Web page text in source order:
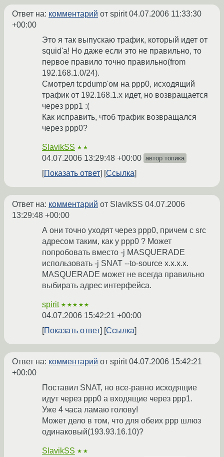
Ответ на: комментарий от spirit04.07.2006 11:33:30
+00:00
Это я так выпускаю трафик, который идет от
squid'a! Но даже если это не правильно, то
первое правило точно правильно(from
192.168.1.0/24).
Смотрел tcpdump'ом на ppp0, исходящий
трафик от 192.168.1.х идет, но возвращается
через ppp1 :(
Как исправить, чтоб трафик возвращался
через ppp0?
SlavikSS ★★
04.07.2006 13:29:48 +00:00 автор топика
Показать ответ Ссылка
Ответ на: комментарий от SlavikSS 04.07.2006
13:29:48 +00:00
А они точно уходят через ppp0, причем с src
адресом таким, как у ppp0 ? Может
попробовать вместо -j MASQUERADE
использовать -j SNAT --to-source x.x.x.x.
MASQUERADE может не всегда правильно
выбирать адрес интерфейса.
spirit ★★★★★
04.07.2006 15:42:21 +00:00
Показать ответ
Ссылка
Ответ на: комментарий от spirit04.07.2006 15:42:21
+00:00
Поставил SNAT, но все-равно исходящие
идут через ppp0 а входящие через ppp1.
Уже 4 часа ламаю голову!
Может дело в том, что для обеих ppp шлюз
одинаковый(193.93.16.10)?
SlavikSS ★★